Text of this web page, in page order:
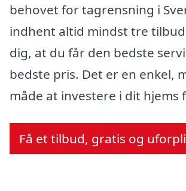
behovet for tagrensning i
indhent altid mindst tre
dig, at du får den bedste
bedste pris. Det er en enkel,
måde at investere i dit hjems
Få et tilbud, gratis og